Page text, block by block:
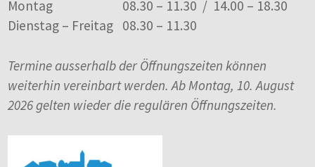
Montag
08.30 – 11.30 / 14.00 – 18.30
Dienstag – Freitag 08.30 – 11.30
Termine ausserhalb der Öffnungszeiten können
weiterhin vereinbart werden. Ab Montag, 10. August
2026 gelten wieder die regulären Öffnungszeiten.